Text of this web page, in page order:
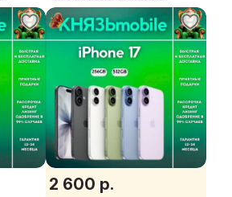
2 600 р.